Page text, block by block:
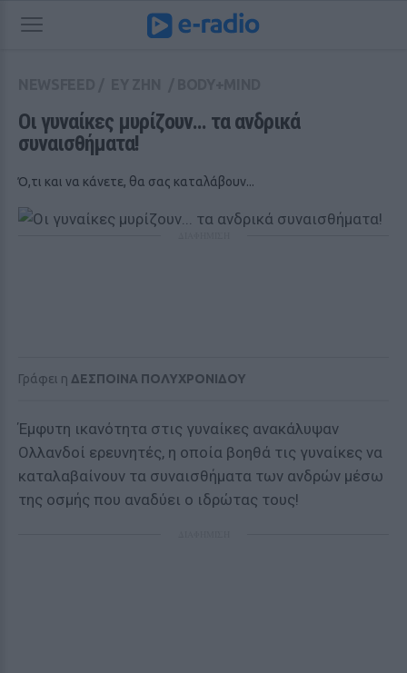
Οι γυναίκες μυρίζουν... τα ανδρικά
συναισθήματα!
Ό,τι και να κάνετε, θα σας καταλάβουν...
Γράφει η ΔΕΣΠΟΙΝΑ ΠΟΛΥΧΡΟΝΙΔΟΥ
Έμφυτη ικανότητα στις γυναίκες ανακάλυψαν
Ολλανδοί ερευνητές, η οποία βοηθά τις γυναίκες να
καταλαβαίνουν τα συναισθήματα των ανδρών μέσω
της οσμής που αναδύει ο ιδρώτας τους!